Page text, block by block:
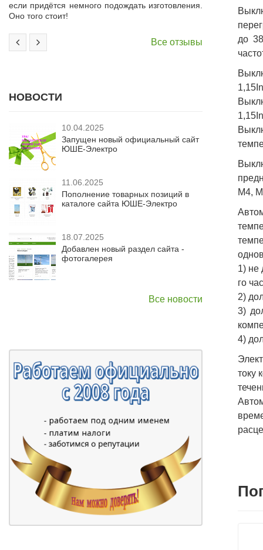
если придётся немного подождать изготовления.
Оно того стоит!
Все отзывы
НОВОСТИ
10.04.2025
Запущен новый официальный сайт
ЮШЕ-Электро
11.06.2025
Пополнение товарных позиций в
каталоге сайта ЮШЕ-Электро
18.07.2025
Добавлен новый раздел сайта -
фотогалерея
Все новости
до
М4,
1) не
го
2)
3)
4)
току